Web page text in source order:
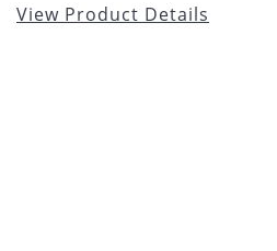
View Product Details